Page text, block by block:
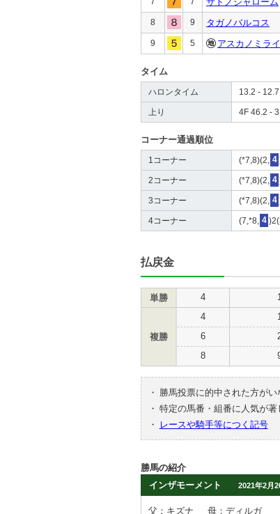
8 9 タガノバルコス
9 5 アスカノミライ
タイム
ハロンタイム 13.2 -
上り 4F 46.2 -
コーナー通過順位
1コーナー (*7,8)(2, 4
2コーナー (*7,8)(2, 4
3コーナー (*7,8)(2, 4
4コーナー (7,*8, 4
払戻金
単勝 4
複勝
4
6
8
・ 勝馬投票に的中された方が
・ 特定の馬番・組番に人気が著
・
レースや騎手等につく記号
勝馬の紹介
インザモーメント
2021年2月
父：キズナ
母：ディルガ